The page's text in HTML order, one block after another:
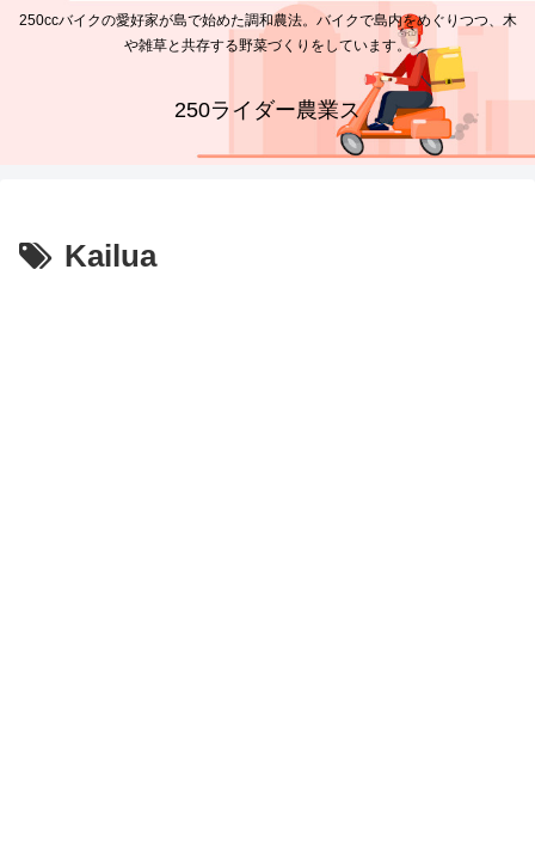
250ccバイクの愛好家が島で始めた調和農法。バイクで島内をめぐりつつ、木
や雑草と共存する野菜づくりをしています。
250ライダー農業ス
Kailua